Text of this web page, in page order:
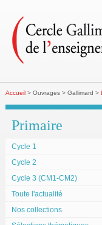
Accueil > Ouvrages > Gallimard >
Primaire
Cycle 1
Cycle 2
Cycle 3 (CM1-CM2)
Toute l'actualité
Nos collections